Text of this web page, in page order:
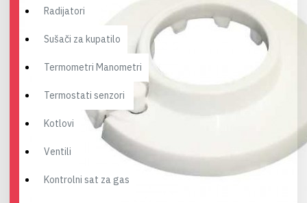
Radijatori
Sušači za kupatilo
Termometri Manometri
Termostati senzori
Kotlovi
Ventili
Kontrolni sat za gas